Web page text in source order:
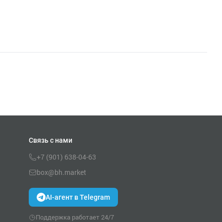
Связь с нами
+7 (901) 638-04-63
box@bh.market
AI-агент в Telegram
Поддержка работает 24/7